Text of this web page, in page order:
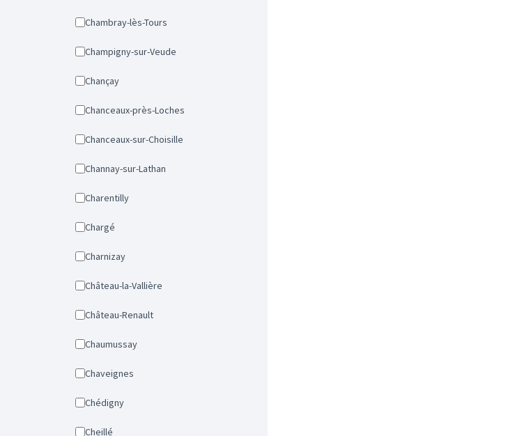
Chambray-lès-Tours
Champigny-sur-Veude
Chançay
Chanceaux-près-Loches
Chanceaux-sur-Choisille
Channay-sur-Lathan
Charentilly
Chargé
Charnizay
Château-la-Vallière
Château-Renault
Chaumussay
Chaveignes
Chédigny
Cheillé